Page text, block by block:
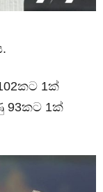
1ක්
93කට 1ක්